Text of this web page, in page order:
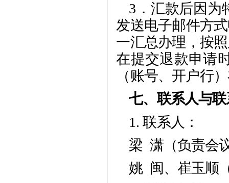
3．汇款后因为
发送电子邮件方
一汇总办理，按
在提交退款申请
（账号、开户行
七、联系人与
1. 联系人：
梁 潇（负责会
姚 闽、崔玉顺